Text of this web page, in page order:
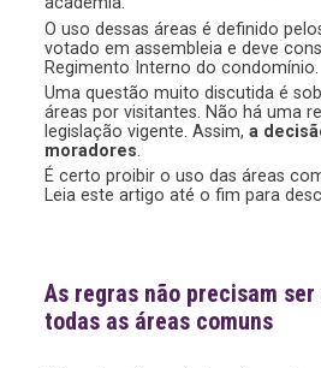
O uso dessas áreas é definido
votado em assembleia e deve
Regimento Interno do condomínio.
Uma questão muito discutida é
áreas por visitantes. Não há uma
legislação vigente. Assim,a
moradores
É certo proibir o uso das áreas
Leia este artigo até o fim para
As regras não precisam
todas as áreas comuns